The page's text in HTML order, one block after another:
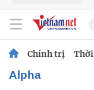
Chính trị Thời
alpha